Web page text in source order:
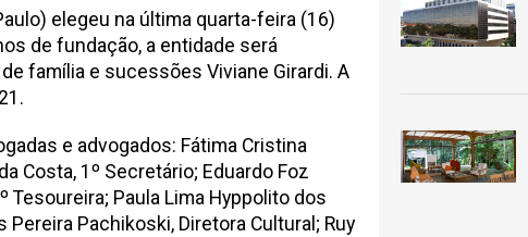
elegeu na última quarta-feira (16)
de fundação, a entidade será
família e sucessões Viviane Girardi. A
e advogados: Fátima Cristina
Costa, 1º Secretário; Eduardo Foz
Tesoureira; Paula Lima Hyppolito dos
Pereira Pachikoski, Diretora Cultural; Ruy